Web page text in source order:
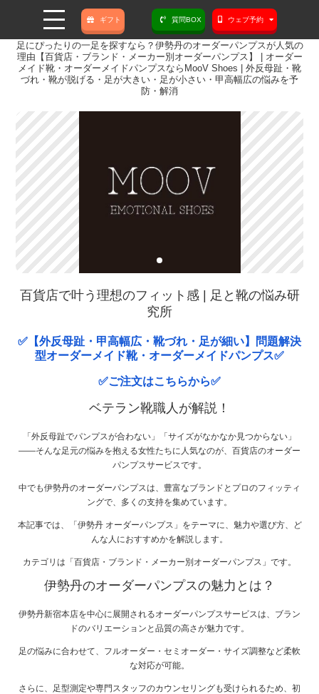
ギフト 質問BOX ウェブ予約
足にぴったりの一足を探すなら？伊勢丹のオーダーパンプスが人気の
理由【百貨店・ブランド・メーカー別オーダーパンプス】 | オーダー
メイド靴・オーダーメイドパンプスならMooV Shoes | 外反母趾・靴
づれ・靴が脱げる・足が大きい・足が小さい・甲高幅広の悩みを予
防・解消
百貨店で叶う理想のフィット感 | 足と靴の悩み研
究所
✅【外反母趾・甲高幅広・靴づれ・足が細い】問題解決
型オーダーメイド靴・オーダーメイドパンプス✅
✅ご注文はこちらから✅
ベテラン靴職人が解説！
「外反母趾でパンプスが合わない」「サイズがなかなか見つからない」
――そんな足元の悩みを抱える女性たちに人気なのが、百貨店のオーダー
パンプスサービスです。
中でも伊勢丹のオーダーパンプスは、豊富なブランドとプロのフィッティ
ングで、多くの支持を集めています。
本記事では、「伊勢丹 オーダーパンプス」をテーマに、魅力や選び方、ど
んな人におすすめかを解説します。
カテゴリは「百貨店・ブランド・メーカー別オーダーパンプス」です。
伊勢丹のオーダーパンプスの魅力とは？
伊勢丹新宿本店を中心に展開されるオーダーパンプスサービスは、ブラン
ドのバリエーションと品質の高さが魅力です。
足の悩みに合わせて、フルオーダー・セミオーダー・サイズ調整など柔軟
な対応が可能。
さらに、足型測定や専門スタッフのカウンセリングも受けられるため、初